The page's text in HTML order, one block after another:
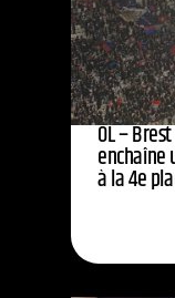
OL –
enchaîne
à la 4e